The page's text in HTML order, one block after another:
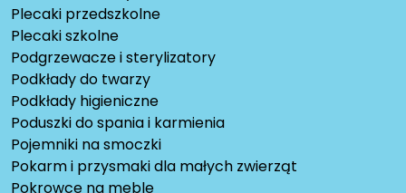
Plecaki przedszkolne
Plecaki szkolne
Podgrzewacze i sterylizatory
Podkłady do twarzy
Podkłady higieniczne
Poduszki do spania i karmienia
Pojemniki na smoczki
Pokarm i przysmaki dla małych zwierząt
Pokrowce na meble